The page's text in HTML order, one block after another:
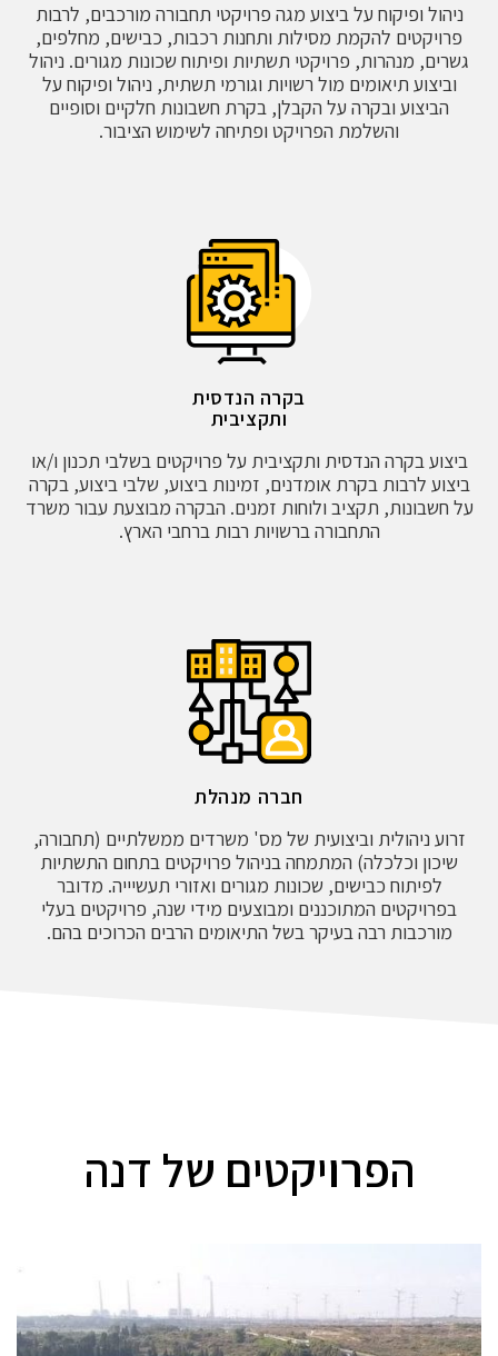
ניהול ופיקוח על ביצוע מגה פרויקטי תחבורה מורכבים, לרבות
פרויקטים להקמת מסילות ותחנות רכבות, כבישים, מחלפים,
גשרים, מנהרות, פרויקטי תשתיות ופיתוח שכונות מגורים. ניהול
וביצוע תיאומים מול רשויות וגורמי תשתית, ניהול ופיקוח על
הביצוע ובקרה על הקבלן, בקרת חשבונות חלקיים וסופיים
והשלמת הפרויקט ופתיחה לשימוש הציבור.
בקרה הנדסית
ותקציבית
ביצוע בקרה הנדסית ותקציבית על פרויקטים בשלבי תכנון ו/או
ביצוע לרבות בקרת אומדנים, זמינות ביצוע, שלבי ביצוע, בקרה
על חשבונות, תקציב ולוחות זמנים. הבקרה מבוצעת עבור משרד
התחבורה ברשויות רבות ברחבי הארץ.
חברה מנהלת
זרוע ניהולית וביצועית של מס' משרדים ממשלתיים (תחבורה,
שיכון וכלכלה) המתמחה בניהול פרויקטים בתחום התשתיות
לפיתוח כבישים, שכונות מגורים ואזורי תעשיייה. מדובר
בפרויקטים המתוכננים ומבוצעים מידי שנה, פרויקטים בעלי
מורכבות רבה בעיקר בשל התיאומים הרבים הכרוכים בהם.
הפרויקטים של דנה